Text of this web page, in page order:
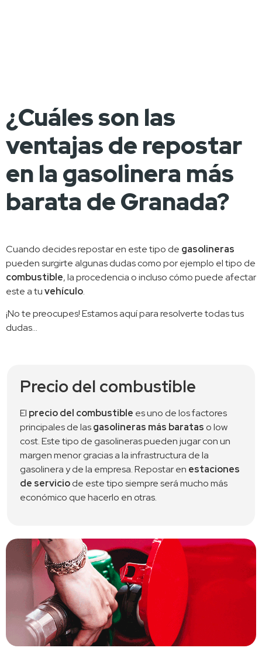
¿Cuáles son las
ventajas de repostar
en la gasolinera más
barata de Granada?
Cuando decides repostar en este tipo de gasolineras
combustible, la procedencia o incluso cómo puede afectar
este a tu vehículo.
¡No te preocupes! Estamos aquí para resolverte todas tus
dudas…
Precio del combustible
El precio del combustible es uno de los factores
principales de las gasolineras más baratas o low
cost. Este tipo de gasolineras pueden jugar con un
margen menor gracias a la infrastructura de la
gasolinera y de la empresa. Repostar en estaciones
de servicio de este tipo siempre será mucho más
económico que hacerlo en otras.